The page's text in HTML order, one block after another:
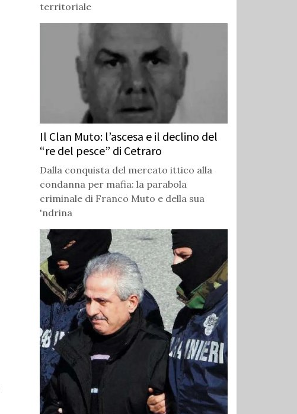
territoriale
Il Clan Muto: l’ascesa e il declino del
“re del pesce” di Cetraro
Dalla conquista del mercato ittico alla
condanna per mafia: la parabola
criminale di Franco Muto e della sua
'ndrina